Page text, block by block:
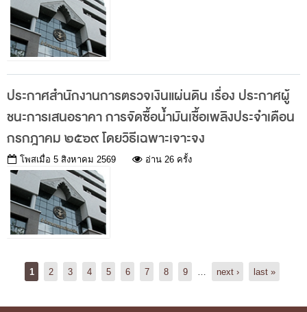
วีดิทัศน์เกี่ยวกับ สตง.
สตง.ขอบอก
ตอบข้อสอบถามตามมาตรา 57
รู้จัก สตง. กับน้องออดิต
คำถามที่พบบ่อย
ดาวน์โหลดเอกสาร
คำวินิจฉัยความผิดวินัยการเงินการคลัง
ดาวน์โหลด
ประกาศสำนักงานการตรวจเงินแผ่นดิน เรื่อง ประกาศผู้
ชนะการเสนอราคา การจัดซื้อน้ำมันเชื้อเพลิงประจำเดือน
กรกฎาคม ๒๕๖๙ โดยวิธีเฉพาะเจาะจง
โพสเมื่อ 5 สิงหาคม 2569 อ่าน 26 ครั้ง
Pages
1 2 3 4 5 6 7 8 9 next › last »